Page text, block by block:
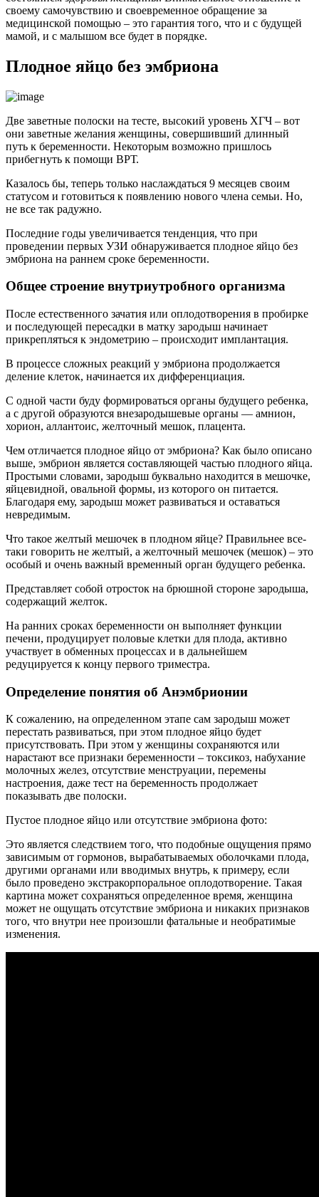
своему самочувствию и своевременное обращение за
медицинской помощью – это гарантия того, что и с будущей
мамой, и с малышом все будет в порядке.
Плодное яйцо без эмбриона
Две заветные полоски на тесте, высокий уровень ХГЧ – вот
они заветные желания женщины, совершивший длинный
путь к беременности. Некоторым возможно пришлось
прибегнуть к помощи ВРТ.
Казалось бы, теперь только наслаждаться 9 месяцев своим
статусом и готовиться к появлению нового члена семьи. Но,
не все так радужно.
Последние годы увеличивается тенденция, что при
проведении первых УЗИ обнаруживается плодное яйцо без
эмбриона на раннем сроке беременности.
Общее строение внутриутробного организма
После естественного зачатия или оплодотворения в пробирке
и последующей пересадки в матку зародыш начинает
прикрепляться к эндометрию – происходит имплантация.
В процессе сложных реакций у эмбриона продолжается
деление клеток, начинается их дифференциация.
С одной части буду формироваться органы будущего ребенка,
а с другой образуются внезародышевые органы — амнион,
хорион, аллантоис, желточный мешок, плацента.
Чем отличается плодное яйцо от эмбриона? Как было описано
выше, эмбрион является составляющей частью плодного яйца.
Простыми словами, зародыш буквально находится в мешочке,
яйцевидной, овальной формы, из которого он питается.
Благодаря ему, зародыш может развиваться и оставаться
невредимым.
Что такое желтый мешочек в плодном яйце? Правильнее все-
таки говорить не желтый, а желточный мешочек (мешок) – это
особый и очень важный временный орган будущего ребенка.
Представляет собой отросток на брюшной стороне зародыша,
содержащий желток.
На ранних сроках беременности он выполняет функции
печени, продуцирует половые клетки для плода, активно
участвует в обменных процессах и в дальнейшем
редуцируется к концу первого триместра.
Определение понятия об Анэмбрионии
К сожалению, на определенном этапе сам зародыш может
перестать развиваться, при этом плодное яйцо будет
присутствовать. При этом у женщины сохраняются или
нарастают все признаки беременности – токсикоз, набухание
молочных желез, отсутствие менструации, перемены
настроения, даже тест на беременность продолжает
показывать две полоски.
Пустое плодное яйцо или отсутствие эмбриона фото:
Это является следствием того, что подобные ощущения прямо
зависимым от гормонов, вырабатываемых оболочками плода,
другими органами или вводимых внутрь, к примеру, если
было проведено экстракорпоральное оплодотворение. Такая
картина может сохраняться определенное время, женщина
может не ощущать отсутствие эмбриона и никаких признаков
того, что внутри нее произошли фатальные и необратимые
изменения.